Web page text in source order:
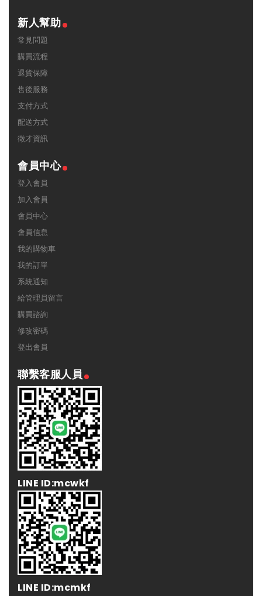
新人幫助
常見問題
購買流程
退貨保障
售後服務
支付方式
配送方式
徵才資訊
會員中心
登入會員
加入會員
會員中心
會員信息
我的購物車
我的訂單
系統通知
給管理員留言
購買諮詢
修改密碼
登出會員
聯繫客服人員
LINE ID:mcwkf
LINE ID:mcmkf